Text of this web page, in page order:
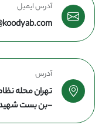
آدرس ایمیل
آدرس
تهران محله
-بن بست